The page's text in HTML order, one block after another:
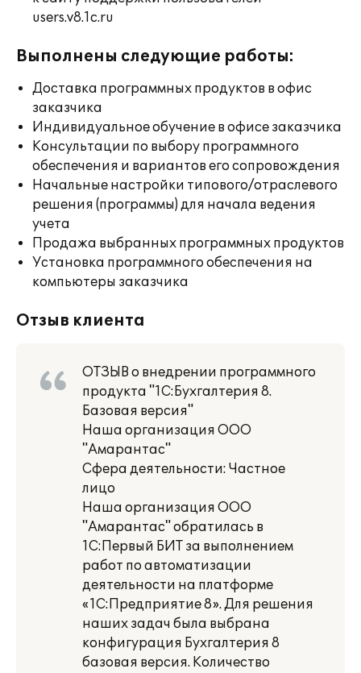
users.v8.1c.ru
Выполнены следующие работы:
Доставка программных продуктов в офис
заказчика
Индивидуальное обучение в офисе заказчика
Консультации по выбору программного
обеспечения и вариантов его сопровождения
Начальные настройки типового/отраслевого
решения (программы) для начала ведения
учета
Продажа выбранных программных продуктов
Установка программного обеспечения на
компьютеры заказчика
Отзыв клиента
ОТЗЫВ о внедрении программного
продукта "1С:Бухгалтерия 8.
Базовая версия"
Наша организация ООО
"Амарантас"
Сфера деятельности: Частное
лицо
Наша организация ООО
"Амарантас" обратилась в
1С:Первый БИТ за выполнением
работ по автоматизации
деятельности на платформе
«1С:Предприятие 8». Для решения
наших задач была выбрана
конфигурация Бухгалтерия 8
базовая версия. Количество